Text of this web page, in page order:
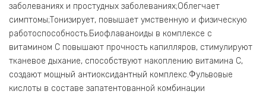
заболеваниях и простудных заболеваниях;Облегчает
симптомы;Тонизирует, повышает умственную и физическую
работоспособность.Биофлаваноиды в комплексе с
витамином С повышают прочность капилляров, стимулируют
тканевое дыхание, способствуют накоплению витамина С,
создают мощный антиоксидантный комплекс.Фульвовые
кислоты в составе запатентованной комбинации